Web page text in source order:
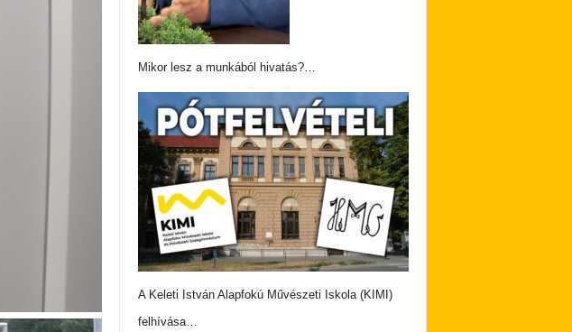
Mikor lesz a munkából hivatás?…
A Keleti István Alapfokú Művészeti Iskola (KIMI)
felhívása…